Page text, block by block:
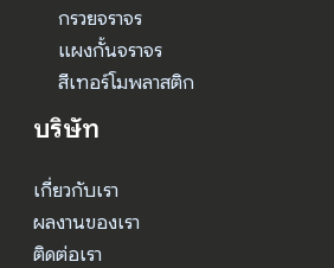
กรวยจราจร
แผงกั้นจราจร
สีเทอร์โมพลาสติก
บริษัท
เกี่ยวกับเรา
ผลงานของเรา
ติดต่อเรา